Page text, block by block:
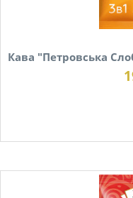
Кава "Петровська